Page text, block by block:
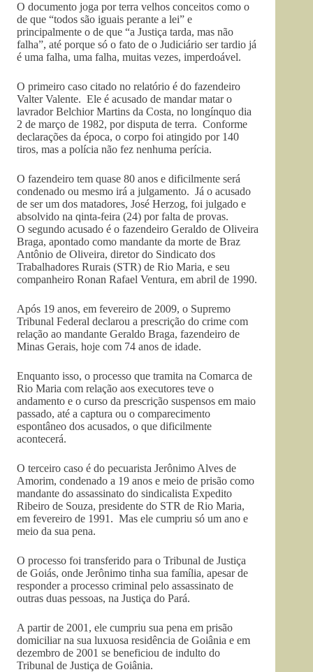
O documento joga por terra velhos conceitos como o
de que “todos são iguais perante a lei” e
principalmente o de que “a Justiça tarda, mas não
falha”, até porque só o fato de o Judiciário ser tardio já
é uma falha, uma falha, muitas vezes, imperdoável.
O primeiro caso citado no relatório é do fazendeiro
Valter Valente. Ele é acusado de mandar matar o
lavrador Belchior Martins da Costa, no longínquo dia
2 de março de 1982, por disputa de terra. Conforme
declarações da época, o corpo foi atingido por 140
tiros, mas a polícia não fez nenhuma perícia.
O fazendeiro tem quase 80 anos e dificilmente será
condenado ou mesmo irá a julgamento. Já o acusado
de ser um dos matadores, José Herzog, foi julgado e
absolvido na qinta-feira (24) por falta de provas.
O segundo acusado é o fazendeiro Geraldo de Oliveira
Braga, apontado como mandante da morte de Braz
Antônio de Oliveira, diretor do Sindicato dos
Trabalhadores Rurais (STR) de Rio Maria, e seu
companheiro Ronan Rafael Ventura, em abril de 1990.
Após 19 anos, em fevereiro de 2009, o Supremo
Tribunal Federal declarou a prescrição do crime com
relação ao mandante Geraldo Braga, fazendeiro de
Minas Gerais, hoje com 74 anos de idade.
Enquanto isso, o processo que tramita na Comarca de
Rio Maria com relação aos executores teve o
andamento e o curso da prescrição suspensos em maio
passado, até a captura ou o comparecimento
espontâneo dos acusados, o que dificilmente
acontecerá.
O terceiro caso é do pecuarista Jerônimo Alves de
Amorim, condenado a 19 anos e meio de prisão como
mandante do assassinato do sindicalista Expedito
Ribeiro de Souza, presidente do STR de Rio Maria,
em fevereiro de 1991. Mas ele cumpriu só um ano e
meio da sua pena.
O processo foi transferido para o Tribunal de Justiça
de Goiás, onde Jerônimo tinha sua família, apesar de
responder a processo criminal pelo assassinato de
outras duas pessoas, na Justiça do Pará.
A partir de 2001, ele cumpriu sua pena em prisão
domiciliar na sua luxuosa residência de Goiânia e em
dezembro de 2001 se beneficiou de indulto do
Tribunal de Justiça de Goiânia.